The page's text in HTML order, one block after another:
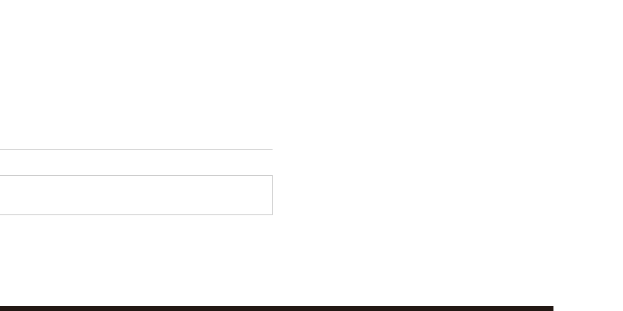
연합 출범
산업통상부(장관 김정관, 이하 산업
업연합' 출범…"산업 적용 확
양자기술 산업화 프로젝트…초전도